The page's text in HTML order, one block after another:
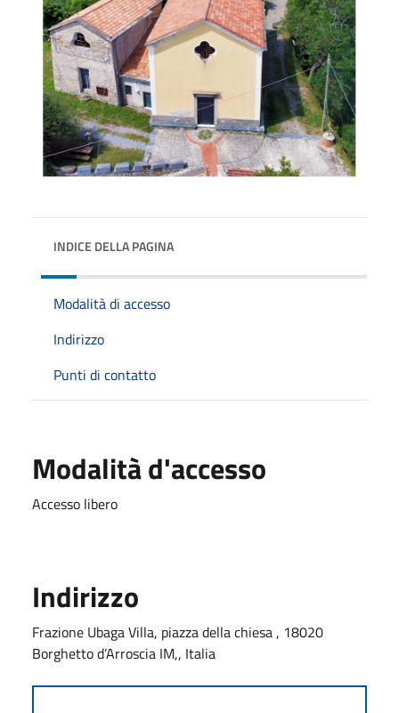
INDICE DELLA PAGINA
Modalità di accesso
Indirizzo
Punti di contatto
Modalità d'accesso
Accesso libero
Indirizzo
Frazione Ubaga Villa, piazza della chiesa , 18020
Borghetto d’Arroscia IM,, Italia